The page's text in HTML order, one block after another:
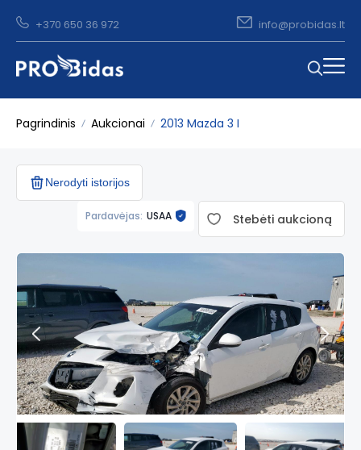
+370 650 36 972 info@probidas.lt
Pagrindinis Aukcionai 2013 Mazda 3 I
Nerodyti istorijos
Stebėti aukcioną
Pardavėjas: USAA